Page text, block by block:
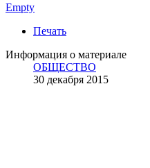
Empty
Печать
Информация о материале
ОБЩЕСТВО
30 декабря 2015